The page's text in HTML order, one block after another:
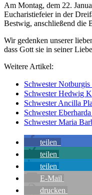
Am Montag, dem 22.
Eucharistiefeier in der
Bestwig, anschließend die
Wir gedenken unserer
dass Gott sie in seiner
Weitere Artikel:
Schwester
Schwester Hedwig
Schwester Ancilla
Schwester
Schwester Maria
teilen
teilen
teilen
E-Mail
drucken